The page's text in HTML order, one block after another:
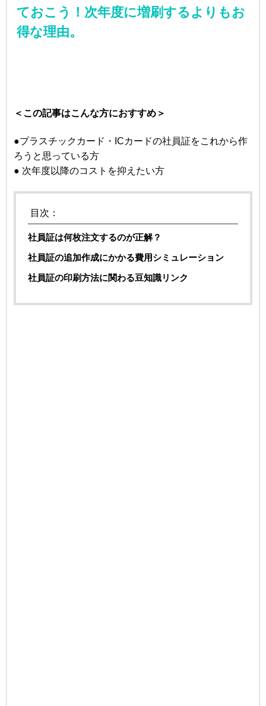
ておこう！次年度に増刷するよりもお
得な理由。
＜この記事はこんな方におすすめ＞
●プラスチックカード・ICカードの社員証をこれから作
ろうと思っている方
● 次年度以降のコストを抑えたい方
目次：
社員証は何枚注文するのが正解？
社員証の追加作成にかかる費用シミュレーション
社員証の印刷方法に関わる豆知識リンク